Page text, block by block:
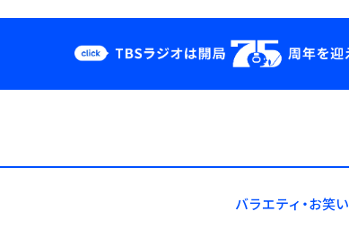
YouTube
会社情報
バラエティ・お笑い